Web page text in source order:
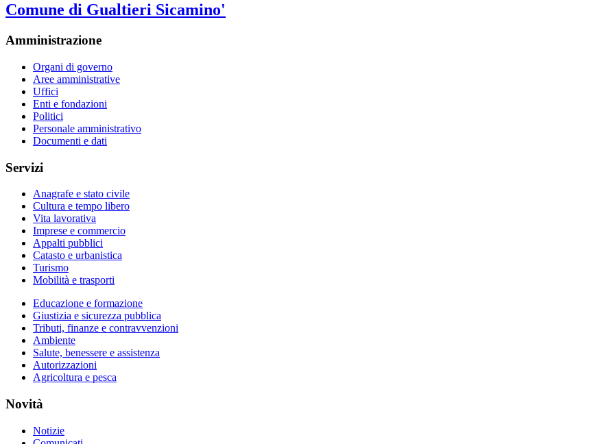
Comune di Gualtieri Sicamino'
Amministrazione
Organi di governo
Aree amministrative
Uffici
Enti e fondazioni
Politici
Personale amministrativo
Documenti e dati
Servizi
Anagrafe e stato civile
Cultura e tempo libero
Vita lavorativa
Imprese e commercio
Appalti pubblici
Catasto e urbanistica
Turismo
Mobilità e trasporti
Educazione e formazione
Giustizia e sicurezza pubblica
Tributi, finanze e contravvenzioni
Ambiente
Salute, benessere e assistenza
Autorizzazioni
Agricoltura e pesca
Novità
Notizie